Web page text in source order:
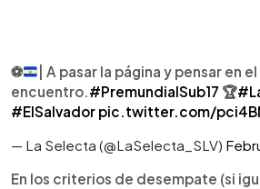
⚽️
| A pasar la página y pensar en
encuentro.#PremundialSub17 🏆
#ElSalvador pic.twitter.com/
— La Selecta (@LaSelecta_SLV)
En los criterios de desempate (si